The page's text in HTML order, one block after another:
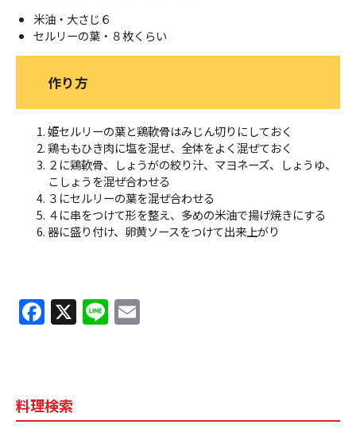
米油・大さじ６
セルリーの葉・８枚くらい
作り方
姫セルリーの葉と鶏軟骨はみじん切りにしておく
鶏ももひき肉に塩を混ぜ、全体をよく混ぜておく
２に鶏軟骨、しょうがの絞り汁、マヨネーズ、しょうゆ、
こしょうを混ぜ合わせる
３にセルリーの葉を混ぜ合わせる
４に串をつけて形を整え、多めの米油で揚げ焼きにする
器に盛り付け、卵黄ソースをつけて出来上がり
F
a
b
X Li
n
料理検索